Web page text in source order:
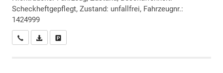
Scheckheftgepflegt, Zustand: unfallfrei, Fahrzeugnr.:
1424999
Wir rufen Sie anPDF-Datei, Fahrzeugexposé drucken